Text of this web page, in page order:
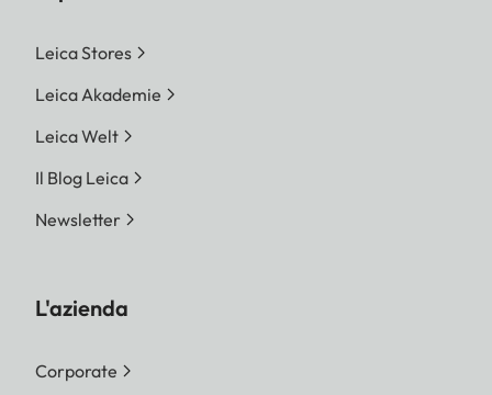
Leica Stores
Leica Akademie
Leica Welt
Il Blog Leica
Newsletter
L'azienda
Corporate